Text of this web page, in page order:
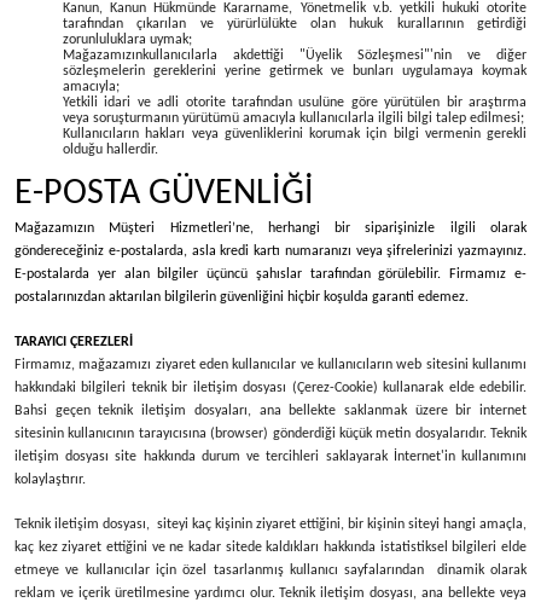
Kanun, Kanun Hükmünde Kararname, Yönetmelik v.b. yetkili hukuki otorite
tarafından çıkarılan ve yürürlülükte olan hukuk kurallarının getirdiği
zorunluluklara uymak;
Mağazamızınkullanıcılarla akdettiği "Üyelik Sözleşmesi"'nin ve diğer
sözleşmelerin gereklerini yerine getirmek ve bunları uygulamaya koymak
amacıyla;
Yetkili idari ve adli otorite tarafından usulüne göre yürütülen bir araştırma
veya soruşturmanın yürütümü amacıyla kullanıcılarla ilgili bilgi talep edilmesi;
Kullanıcıların hakları veya güvenliklerini korumak için bilgi vermenin gerekli
olduğu hallerdir.
E-POSTA GÜVENLİĞİ
Mağazamızın Müşteri Hizmetleri’ne, herhangi bir siparişinizle ilgili olarak
göndereceğiniz e-postalarda, asla kredi kartı numaranızı veya şifrelerinizi yazmayınız.
E-postalarda yer alan bilgiler üçüncü şahıslar tarafından görülebilir. Firmamız e-
postalarınızdan aktarılan bilgilerin güvenliğini hiçbir koşulda garanti edemez.
TARAYICI ÇEREZLERİ
Firmamız, mağazamızı ziyaret eden kullanıcılar ve kullanıcıların web sitesini kullanımı
hakkındaki bilgileri teknik bir iletişim dosyası (Çerez-Cookie) kullanarak elde edebilir.
Bahsi geçen teknik iletişim dosyaları, ana bellekte saklanmak üzere bir internet
sitesinin kullanıcının tarayıcısına (browser) gönderdiği küçük metin dosyalarıdır. Teknik
iletişim dosyası site hakkında durum ve tercihleri saklayarak İnternet'in kullanımını
kolaylaştırır.
Teknik iletişim dosyası, siteyi kaç kişinin ziyaret ettiğini, bir kişinin siteyi hangi amaçla,
kaç kez ziyaret ettiğini ve ne kadar sitede kaldıkları hakkında istatistiksel bilgileri elde
etmeye ve kullanıcılar için özel tasarlanmış kullanıcı sayfalarından dinamik olarak
reklam ve içerik üretilmesine yardımcı olur. Teknik iletişim dosyası, ana bellekte veya